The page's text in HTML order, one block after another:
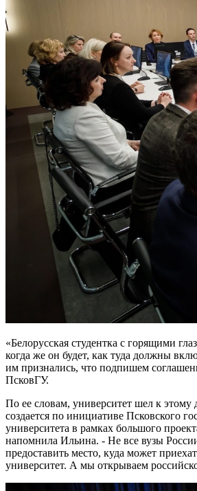
«Белорусская студентка с горящими
когда же он будет, как туда должны
им признались, что подпишем
ПсковГУ.
По ее словам, университет шел к этому
создается по инициативе Псковского
университета в рамках большого
напомнила Ильина. - Не все вузы
предоставить место, куда может
университет. А мы открываем